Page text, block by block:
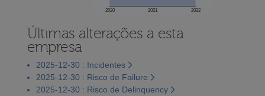
2020 2021 2022
Últimas alterações a esta
empresa
2025-12-30 : Incidentes
2025-12-30 : Risco de Failure
2025-12-30 : Risco de Delinquency